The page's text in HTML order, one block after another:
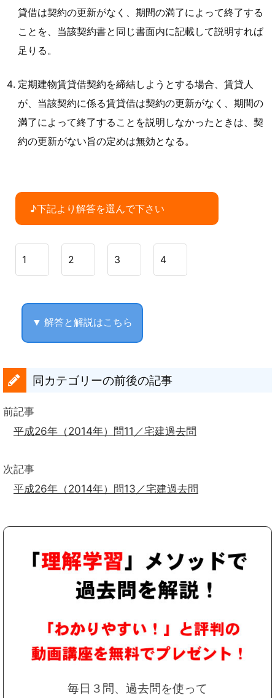
貸借は契約の更新がなく、期間の満了によって終了する
ことを、当該契約書と同じ書面内に記載して説明すれば
足りる。
定期建物賃貸借契約を締結しようとする場合、賃貸人
が、当該契約に係る賃貸借は契約の更新がなく、期間の
満了によって終了することを説明しなかったときは、契
約の更新がない旨の定めは無効となる。
♪下記より解答を選んで下さい
1 2 3 4
▼ 解答と解説はこちら
同カテゴリーの前後の記事
前記事
平成26年（2014年）問11／宅建過去問
次記事
平成26年（2014年）問13／宅建過去問
毎日３問、過去問を使って